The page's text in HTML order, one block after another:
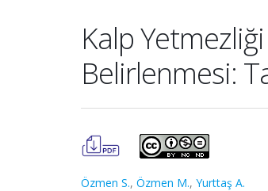
Kalp Yetmezliği
Belirlenmesi:
Özmen S., Özmen M., Yurttaş A.